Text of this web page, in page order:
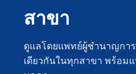
สาขา
ดูแลโดยแพทย์ผู้ชำนาญกา
เดียวกันในทุกสาขา พร้อม